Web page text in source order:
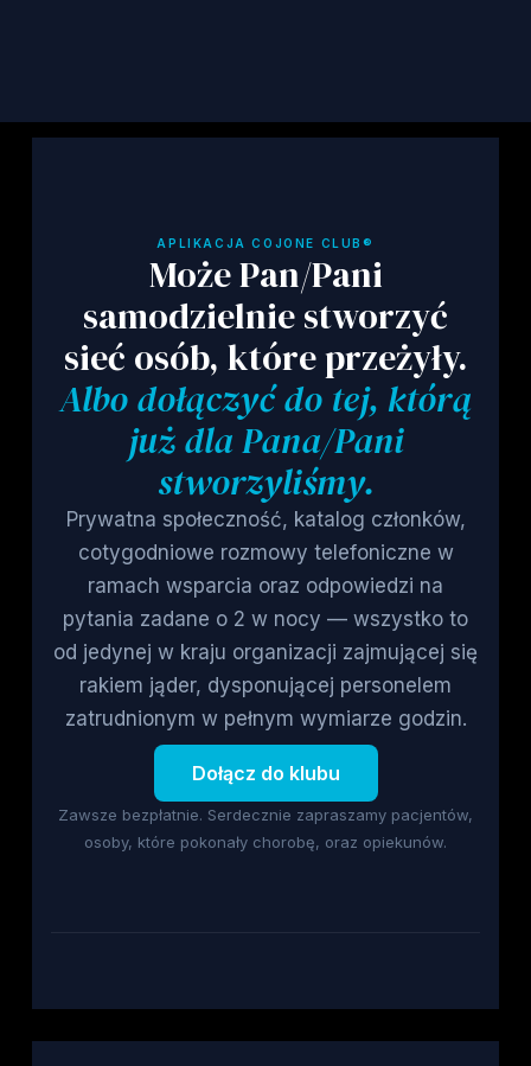
APLIKACJA COJONE CLUB®
Może Pan/Pani
samodzielnie stworzyć
sieć osób, które przeżyły.
Albo dołączyć do tej, którą
już dla Pana/Pani
stworzyliśmy.
Prywatna społeczność, katalog członków,
cotygodniowe rozmowy telefoniczne w
ramach wsparcia oraz odpowiedzi na
pytania zadane o 2 w nocy — wszystko to
od jedynej w kraju organizacji zajmującej się
rakiem jąder, dysponującej personelem
zatrudnionym w pełnym wymiarze godzin.
Dołącz do klubu
Zawsze bezpłatnie. Serdecznie zapraszamy pacjentów,
osoby, które pokonały chorobę, oraz opiekunów.